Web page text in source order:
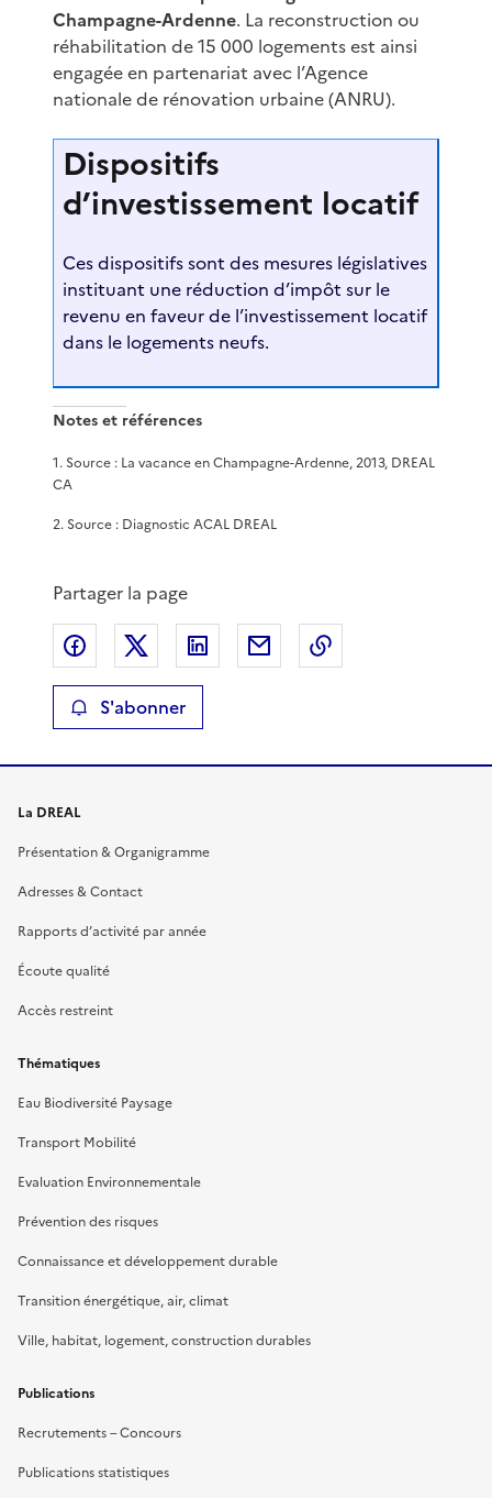
Champagne-Ardenne. La reconstruction ou
réhabilitation de 15 000 logements est ainsi
engagée en partenariat avec l’Agence
nationale de rénovation urbaine (ANRU).
Dispositifs
d’investissement locatif
Ces dispositifs sont des mesures législatives
instituant une réduction d’impôt sur le
revenu en faveur de l’investissement locatif
dans le logements neufs.
Notes et références
1. Source : La vacance en Champagne-Ardenne, 2013, DREAL
CA
2. Source : Diagnostic ACAL DREAL
Partager la page
Partager sur Facebook
Partager sur XPartager sur LinkedIn
Partager par email
S'abonner
La DREAL
Présentation & Organigramme
Adresses & Contact
Rapports d’activité par année
Écoute qualité
Accès restreint
Thématiques
Eau Biodiversité Paysage
Transport Mobilité
Evaluation Environnementale
Prévention des risques
Connaissance et développement durable
Transition énergétique, air, climat
Ville, habitat, logement, construction durables
Publications
Recrutements – Concours
Publications statistiques